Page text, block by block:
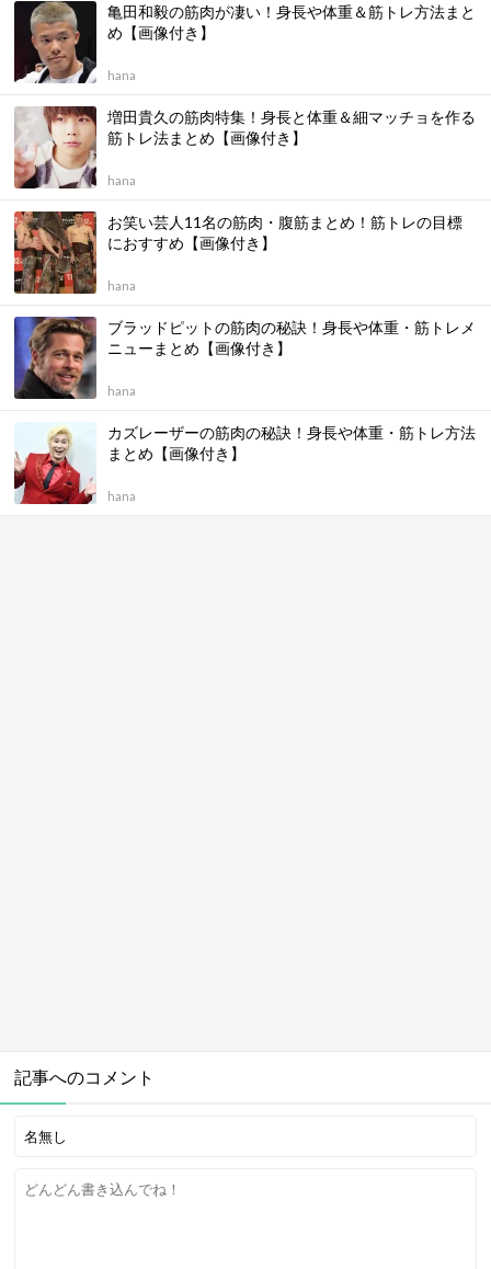
亀田和毅の筋肉が凄い！身長や体重＆筋トレ方法まと
め【画像付き】
hana
増田貴久の筋肉特集！身長と体重＆細マッチョを作る
筋トレ法まとめ【画像付き】
hana
お笑い芸人11名の筋肉・腹筋まとめ！筋トレの目標
におすすめ【画像付き】
hana
ブラッドピットの筋肉の秘訣！身長や体重・筋トレメ
ニューまとめ【画像付き】
hana
カズレーザーの筋肉の秘訣！身長や体重・筋トレ方法
まとめ【画像付き】
hana
記事へのコメント